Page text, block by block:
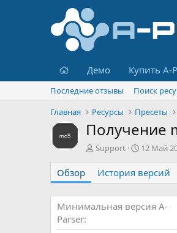
Главная
Демо Купить A-
Последние отзывы
Поиск
Главная
Ресурсы Пресеты
Получение
А
т
о
Support
Д
т
а
о
12 Май
Обзор История версий
Минимальная версия A-
Parser